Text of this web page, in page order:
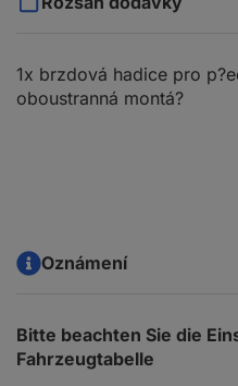
1x brzdová hadice pro
oboustranná montá?
Oznámení
Bitte beachten Sie die
Fahrzeugtabelle